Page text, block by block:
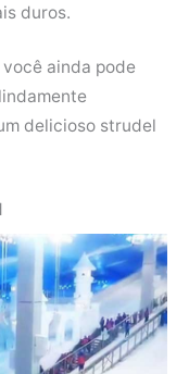
duros.
você ainda pode
delicioso strudel